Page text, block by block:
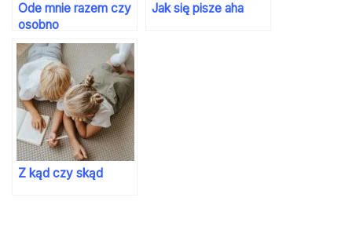
Ode mnie razem czy
osobno
Jak się pisze aha
Z kąd czy skąd